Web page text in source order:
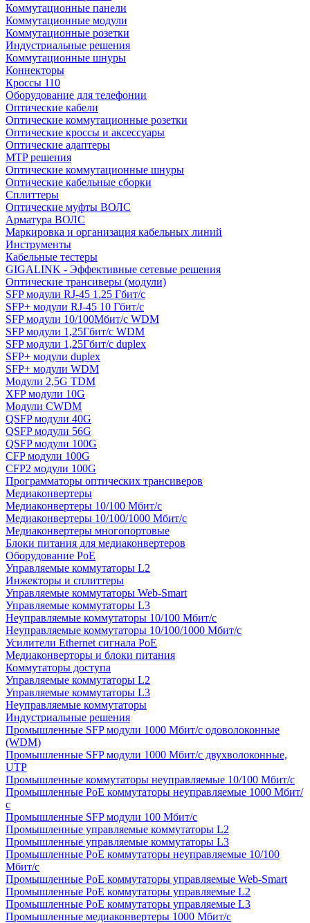
Коммутационные панели
Коммутационные модули
Коммутационные розетки
Индустриальные решения
Коммутационные шнуры
Коннекторы
Кроссы 110
Оборудование для телефонии
Оптические кабели
Оптические коммутационные розетки
Оптические кроссы и аксессуары
Оптические адаптеры
MTP решения
Оптические коммутационные шнуры
Оптические кабельные сборки
Сплиттеры
Оптические муфты ВОЛС
Арматура ВОЛС
Маркировка и организация кабельных линий
Инструменты
Кабельные тестеры
GIGALINK - Эффективные сетевые решения
Оптические трансиверы (модули)
SFP модули RJ-45 1.25 Гбит/c
SFP+ модули RJ-45 10 Гбит/c
SFP модули 10/100Мбит/с WDM
SFP модули 1,25Гбит/с WDM
SFP модули 1,25Гбит/с duplex
SFP+ модули duplex
SFP+ модули WDM
Модули 2,5G TDM
XFP модули 10G
Модули CWDM
QSFP модули 40G
QSFP модули 56G
QSFP модули 100G
CFP модули 100G
CFP2 модули 100G
Программаторы оптических трансиверов
Медиаконвертеры
Медиаконвертеры 10/100 Мбит/с
Медиаконвертеры 10/100/1000 Мбит/c
Медиаконвертеры многопортовые
Блоки питания для медиаконвертеров
Оборудование PoE
Управляемые коммутаторы L2
Инжекторы и сплиттеры
Управляемые коммутаторы Web-Smart
Управляемые коммутаторы L3
Неуправляемые коммутаторы 10/100 Мбит/с
Неуправляемые коммутаторы 10/100/1000 Мбит/с
Усилители Ethernet сигнала PoE
Медиаконверторы и блоки питания
Коммутаторы доступа
Управляемые коммутаторы L2
Управляемые коммутаторы L3
Неуправляемые коммутаторы
Индустриальные решения
Промышленные SFP модули 1000 Мбит/c одоволоконные
(WDM)
Промышленные SFP модули 1000 Мбит/c двухволоконные,
UTP
Промышленные коммутаторы неуправляемые 10/100 Мбит/с
Промышленные PoE коммутаторы неуправляемые 1000 Мбит/
с
Промышленные SFP модули 100 Мбит/c
Промышленные управляемые коммутаторы L2
Промышленные управляемые коммутаторы L3
Промышленные PoE коммутаторы неуправляемые 10/100
Мбит/с
Промышленные PoE коммутаторы управляемые Web-Smart
Промышленные PoE коммутаторы управляемые L2
Промышленные PoE коммутаторы управляемые L3
Промышленные медиаконвертеры 1000 Мбит/с